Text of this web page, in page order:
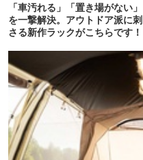
「車汚れる」「置き場がない」
を一撃解決。アウトドア派に刺
さる新作ラックがこちらです！